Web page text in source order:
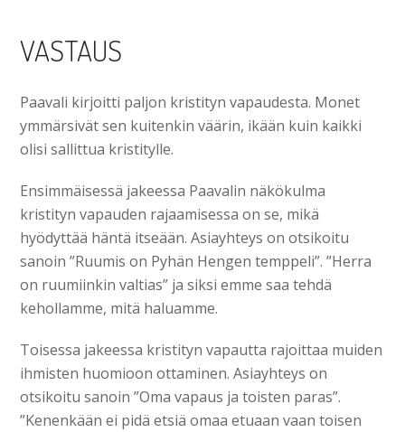
VASTAUS
Paavali kirjoitti paljon kristityn vapaudesta. Monet
ymmärsivät sen kuitenkin väärin, ikään kuin kaikki
olisi sallittua kristitylle.
Ensimmäisessä jakeessa Paavalin näkökulma
kristityn vapauden rajaamisessa on se, mikä
hyödyttää häntä itseään. Asiayhteys on otsikoitu
sanoin ”Ruumis on Pyhän Hengen temppeli”. ”Herra
on ruumiinkin valtias” ja siksi emme saa tehdä
kehollamme, mitä haluamme.
Toisessa jakeessa kristityn vapautta rajoittaa muiden
ihmisten huomioon ottaminen. Asiayhteys on
otsikoitu sanoin ”Oma vapaus ja toisten paras”.
”Kenenkään ei pidä etsiä omaa etuaan vaan toisen